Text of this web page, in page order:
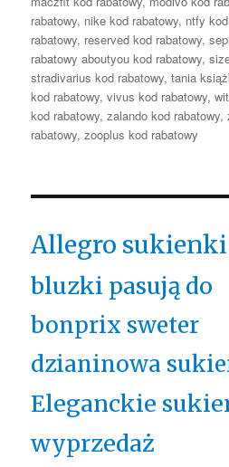
rabatowy, nike kod rabatowy, ntfy
rabatowy, reserved kod rabatowy,
rabatowy aboutyou kod rabatowy,
stradivarius kod rabatowy,tania
kod rabatowy,vivus kod rabatowy,
kod rabatowy,zalando kod rabatowy,
rabatowy,zooplus kod rabatowy
Allegro sukienki
bluzki pasują do
bonprix sweter
dzianinowa
Eleganckie
wyprzedaż